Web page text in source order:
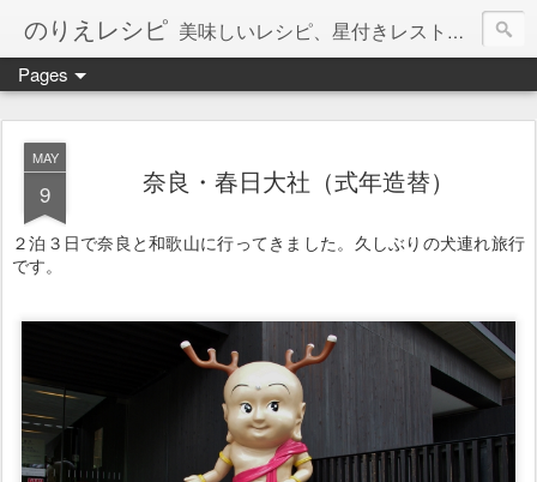
のりえレシピ 美味しいレシピ、星付きレストラン、絶品お取り寄せを紹介しています。
Pages
MAY
9 奈良・春日大社（式年造替）
２泊３日で奈良と和歌山に行ってきました。久しぶりの犬連れ旅行
です。